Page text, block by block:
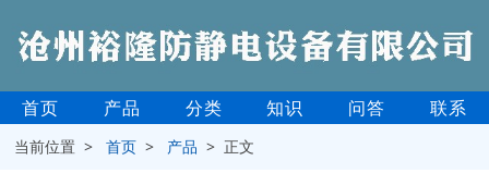
首页 产品 分类 知识 问答 联系
当前位置 >首页 > 产品 > 正文